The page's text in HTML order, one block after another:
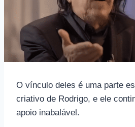
O vínculo deles é uma parte
criativo de Rodrigo, e ele
apoio inabalável.